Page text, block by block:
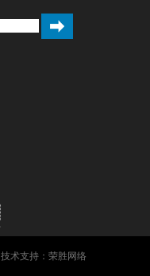
技术支持：荣胜网络